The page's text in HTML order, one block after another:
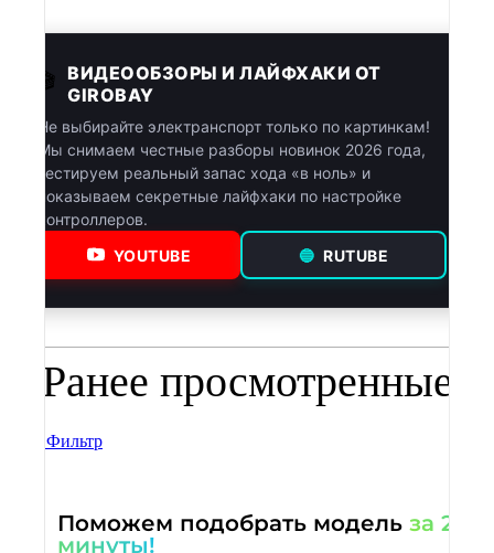
🎬 ВИДЕООБЗОРЫ И ЛАЙФХАКИ ОТ
GIROBAY
Не выбирайте электранспорт только по картинкам!
Мы снимаем честные разборы новинок 2026 года,
тестируем реальный запас хода «в ноль» и
показываем секретные лайфхаки по настройке
контроллеров.
YOUTUBE
🔵 RUTUBE
Ранее просмотренные
Фильтр
Поможем подобрать модель за 2
минуты!